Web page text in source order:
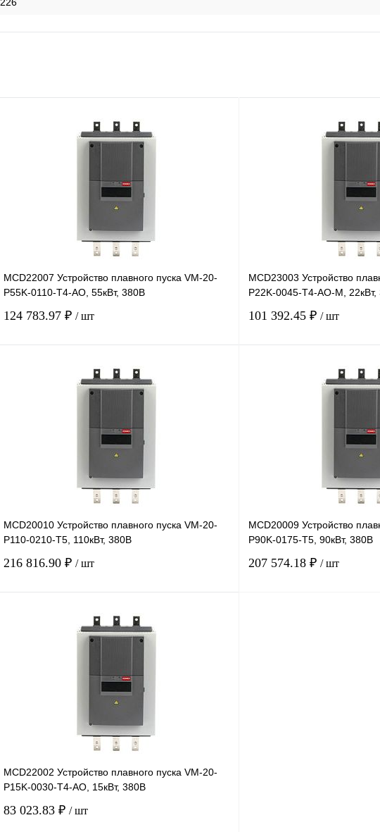
MCD22007 Устройство плавного пуска VM-20-
P55K-0110-T4-AO, 55кВт, 380В
124 783.97 ₽ / шт
В корзину
Под заказ
MCD23003 Устройство
P22K-0045-T4-AO-M,
101 392.45 ₽ / шт
MCD20010 Устройство плавного пуска VM-20-
P110-0210-T5, 110кВт, 380В
216 816.90 ₽ / шт
В корзину
Под заказ
MCD20009 Устройство
P90K-0175-T5, 90кВт, 380В
207 574.18 ₽ / шт
MCD22002 Устройство плавного пуска VM-20-
P15K-0030-T4-AO, 15кВт, 380В
83 023.83 ₽ / шт